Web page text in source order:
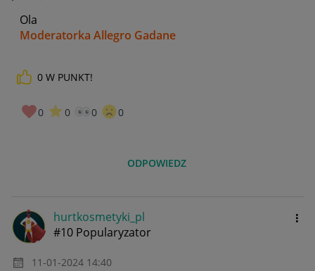
Ola
Moderatorka Allegro Gadane
0 W PUNKT!
0 0 0 0
ODPOWIEDZ
hurtkosmetyki_pl
#10 Popularyzator
‎11-01-2024 14:40